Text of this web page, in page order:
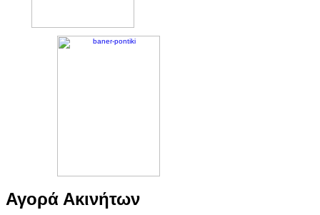
Αγορά Ακινήτων